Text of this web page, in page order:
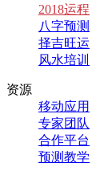
2018运程
八字预测
择吉旺运
风水培训
资源
移动应用
专家团队
合作平台
预测教学